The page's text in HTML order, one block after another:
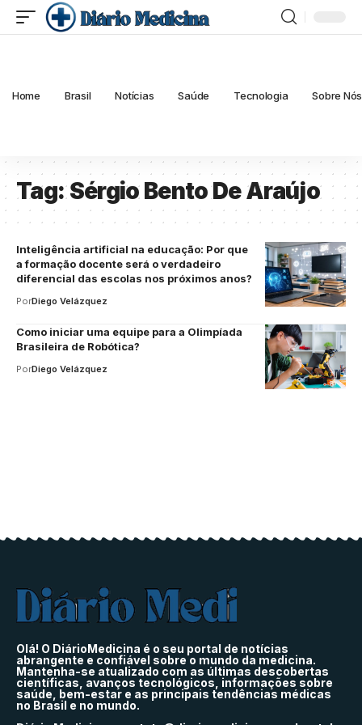
Home Brasil Notícias Saúde Tecnologia Sobre Nós
Tag:Sérgio Bento De Araújo
Inteligência artificial na educação: Por que
a formação docente será o verdadeiro
diferencial das escolas nos próximos anos?
PorDiego Velázquez
Como iniciar uma equipe para a Olimpíada
Brasileira de Robótica?
PorDiego Velázquez
Olá! O DiárioMedicina é o seu portal de notícias
abrangente e confiável sobre o mundo da medicina.
Mantenha-se atualizado com as últimas descobertas
científicas, avanços tecnológicos, informações sobre
saúde, bem-estar e as principais tendências médicas
no Brasil e no mundo.